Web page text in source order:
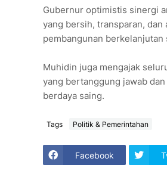
Gubernur optimistis sinergi
yang bersih, transparan, dan
pembangunan berkelanjutan
Muhidin juga mengajak
yang bertanggung jawab
berdaya saing.
Tags Politik & Pemerintahan
Facebook